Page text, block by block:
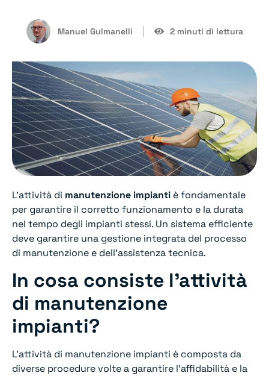
Manuel Gulmanelli 2 minuti di lettura
L’attività di manutenzione impianti è fondamentale
per garantire il corretto funzionamento e la durata
nel tempo degli impianti stessi. Un sistema efficiente
deve garantire una gestione integrata del processo
di manutenzione e dell’assistenza tecnica.
In cosa consiste l’attività
di manutenzione
impianti?
L’attività di manutenzione impianti è composta da
diverse procedure volte a garantire l’affidabilità e la